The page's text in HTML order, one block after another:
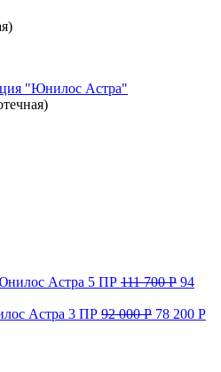
"Юнилос Астра"
Астра 5 ПР 111 700Р 94
Астра 3 ПР 92 000Р 78 200 Р